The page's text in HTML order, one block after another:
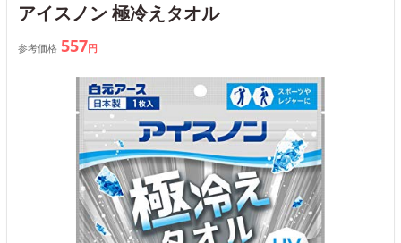
アイスノン 極冷えタオル
参考価格 557円